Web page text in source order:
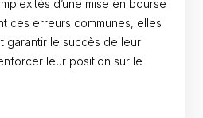
d’une mise en bourse
ces erreurs communes, elles
garantir le succès de leur
leur position sur le